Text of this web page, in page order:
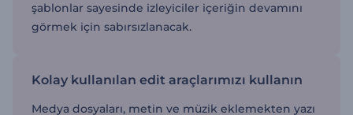
şablonlar sayesinde izleyiciler içeriğin devamını
görmek için sabırsızlanacak.
Kolay kullanılan edit araçlarımızı kullanın
Medya dosyaları, metin ve müzik eklemekten yazı